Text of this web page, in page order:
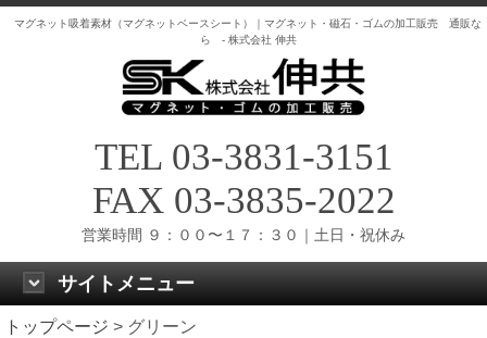
マグネット吸着素材（マグネットベースシート）｜マグネット・磁石・ゴムの加工販売 通販な
ら - 株式会社 伸共
TEL 03-3831-3151
FAX 03-3835-2022
営業時間 ９：００〜１７：３０｜土日・祝休み
サイトメニュー
トップページ > グリーン